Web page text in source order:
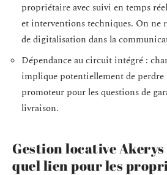
propriétaire avec suivi en temps
et interventions techniques. On ne
de digitalisation dans la
Dépendance au circuit intégré :
implique potentiellement de
promoteur pour les questions de
livraison.
Gestion locative
quel lien pour les